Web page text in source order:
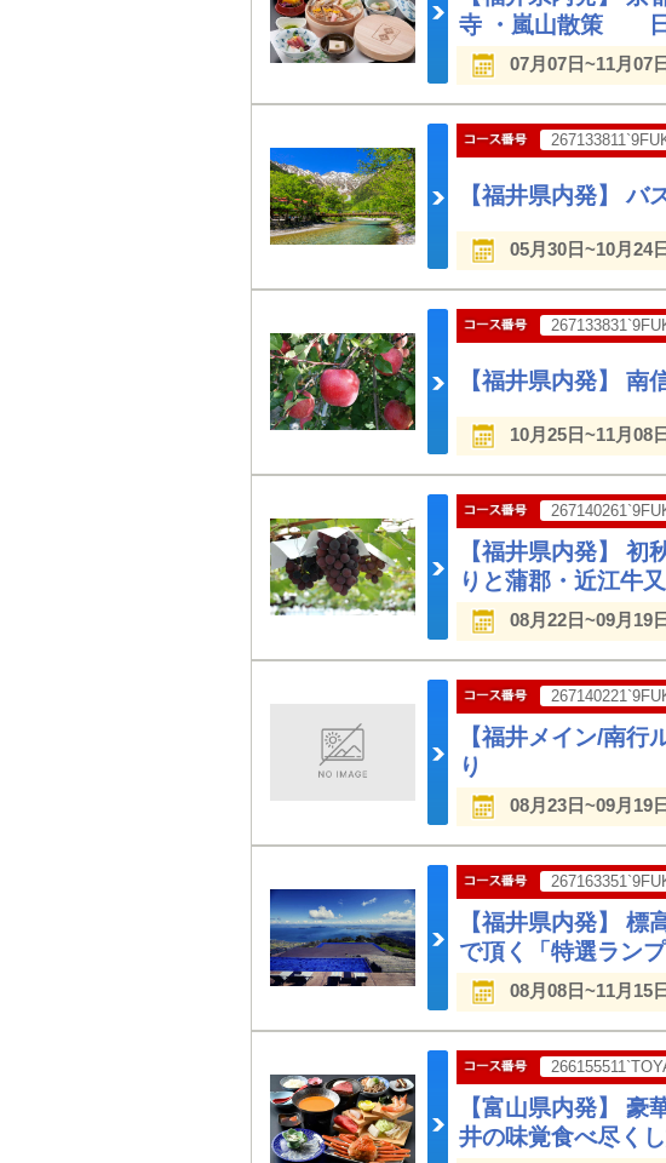
寺 ・嵐山散策 日
07月07日~11月07
【福井県内発】
05月30日~10月24
【福井県内発】
10月25日~11月08
【福井県内発】
りと蒲郡・近江牛
08月22日~09月19
【福井メイン/南
り
08月23日~09月19
【福井県内発】 標
で頂く「特選ラン
08月08日~11月15
【富山県内発】
井の味覚食べ尽く